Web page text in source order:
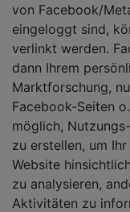
von Facebook/
eingeloggt sind,
verlinkt werden.
dann Ihrem
Marktforschung,
Facebook-Seiten
möglich,
zu erstellen, um
Website
zu analysieren,
Aktivitäten zu